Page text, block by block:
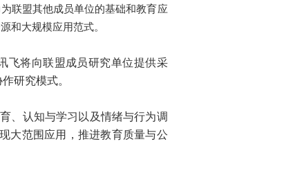
联盟其他成员单位的基础和教育应
和大规模应用范式。
飞将向联盟成员研究单位提供采
研究模式。
、认知与学习以及情绪与行为调
大范围应用，推进教育质量与公